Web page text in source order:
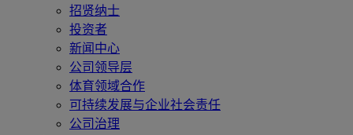
招贤纳士
投资者
新闻中心
公司领导层
体育领域合作
可持续发展与企业社会责任
公司治理